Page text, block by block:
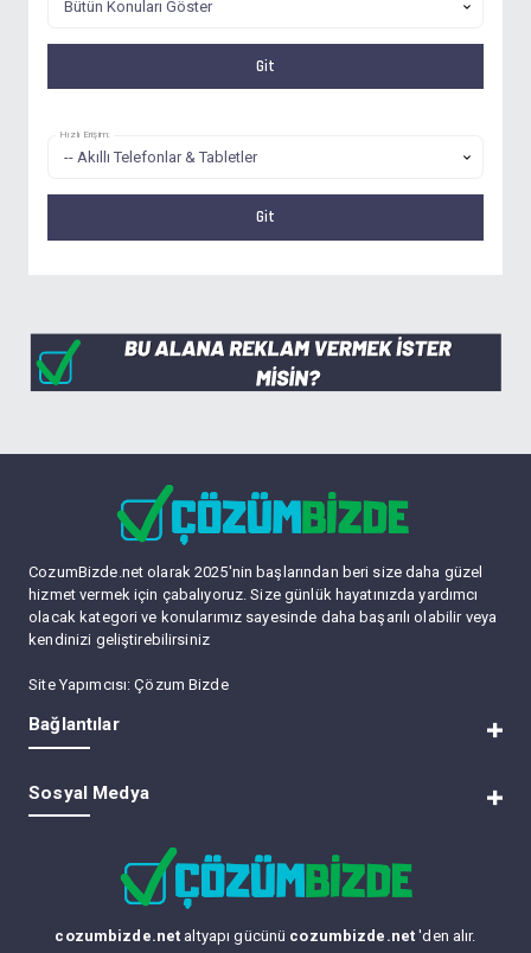
Hızlı Erişim:
CozumBizde.net olarak 2025'nin başlarından beri size daha güzel
hizmet vermek için çabalıyoruz. Size günlük hayatınızda yardımcı
olacak kategori ve konularımız sayesinde daha başarılı olabilir veya
kendinizi geliştirebilirsiniz
Site Yapımcısı:Çözum Bizde
Bağlantılar
Lite (Arşiv) Modu
Forum Yöneticileri
Tüm Forumları Okundu Kabul Et
Sosyal Medya
cozumbizde.net altyapı gücünü cozumbizde.net 'den alır.